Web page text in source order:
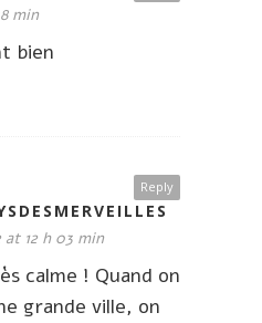
min
bien
Reply
at 12 h 03 min
calme ! Quand on
grande ville, on